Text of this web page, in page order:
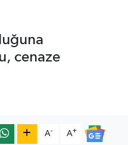
cenaze
A- A+